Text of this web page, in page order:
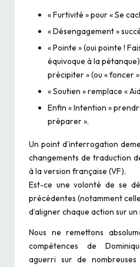
« Furtivité » pour « Se
« Désengagement »
« Pointe » (oui pointe !
équivoque à la
précipiter » (ou « foncer
« Soutien » remplace «
Enfin « Intention »
préparer ».
Un point d’interrogation
changements de traduction
à la version française (VF).
Est-ce une volonté de se
précédentes (notamment
d’aligner chaque action sur
Nous ne remettons
compétences de
aguerri sur de